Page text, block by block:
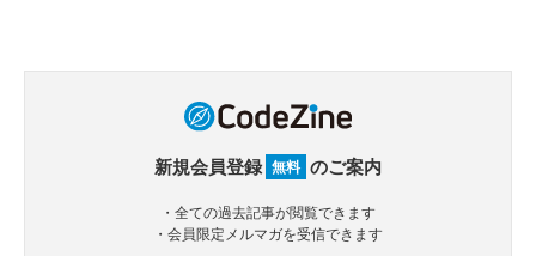
新規会員登録 無料 のご案内
・全ての過去記事が閲覧できます
・会員限定メルマガを受信できます